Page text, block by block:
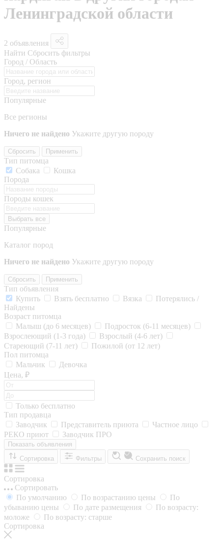
Ленинградской области
2 объявления
Найти Сбросить фильтры
Город / Область
Город, регион
Популярные
Все регионы
Ничего не найдено Укажите другую породу
Сбросить Применить
Тип питомца
Собака
Кошка
Порода
Породы кошек
Выбрать все
Популярные
Каталог пород
Ничего не найдено Укажите другую породу
Сбросить Применить
Тип объявления
Купить
Взять бесплатно Вязка
Потерялись /
Найдены
Возраст питомца
Малыш (до 6 месяцев)
Подросток (6-11 месяцев)
Взрослеющий (1-3 года)
Взрослый (4-6 лет)
Стареющий (7-11 лет)
Пожилой (от 12 лет)
Пол питомца
Мальчик
Девочка
Цена, ₽
Только бесплатно
Тип продавца
Заводчик
Представитель приюта
Частное лицо
РЕКО приют
Заводчик ПРО
Показать объявления
Сортировка
Фильтры Сохранить поиск
Сортировка
Сортировать
По умолчанию
По возрастанию цены
По
убыванию цены
По дате размещения
По возрасту:
моложе
По возрасту: старше
Сортировка